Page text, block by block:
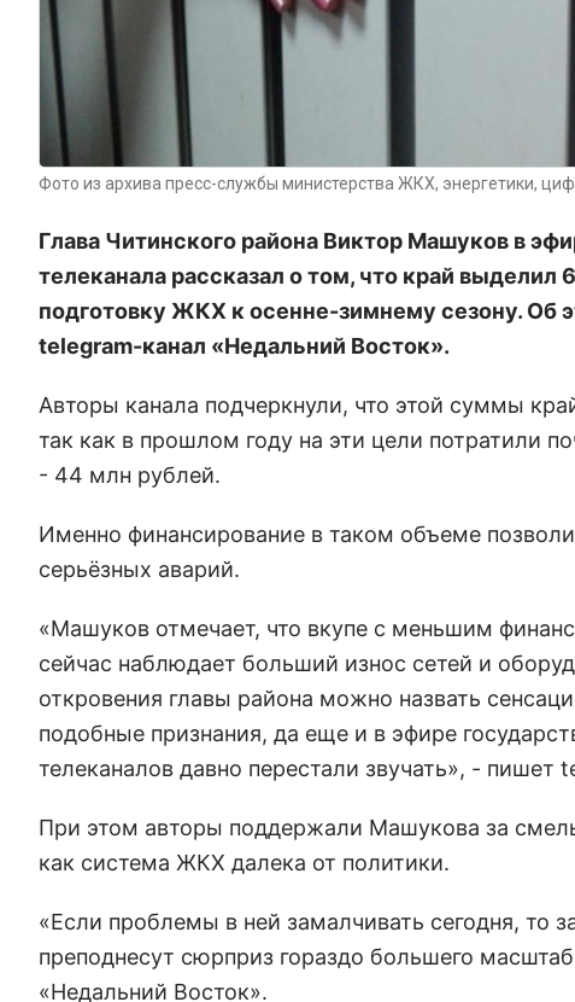
Фото из архива пресс-службы министерства ЖКХ, энергетики,
Глава Читинского района Виктор Машуков в
телеканала рассказал о том, что край выделил
подготовку ЖКХ к осенне-зимнему сезону. Об
telegram-канал «Недальний Восток».
Авторы канала подчеркнули, что этой суммы
так как в прошлом году на эти цели потратили
- 44 млн рублей.
Именно финансирование в таком объеме
серьёзных аварий.
«Машуков отмечает, что вкупе с меньшим
сейчас наблюдает больший износ сетей и
откровения главы района можно назвать
подобные признания, да еще и в эфире
телеканалов давно перестали звучать», - пишет
При этом авторы поддержали Машукова за
как система ЖКХ далека от политики.
«Если проблемы в ней замалчивать сегодня, то
преподнесут сюрприз гораздо большего
«Недальний Восток».